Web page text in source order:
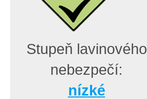
Stupeň lavinového
nebezpečí:
nízké